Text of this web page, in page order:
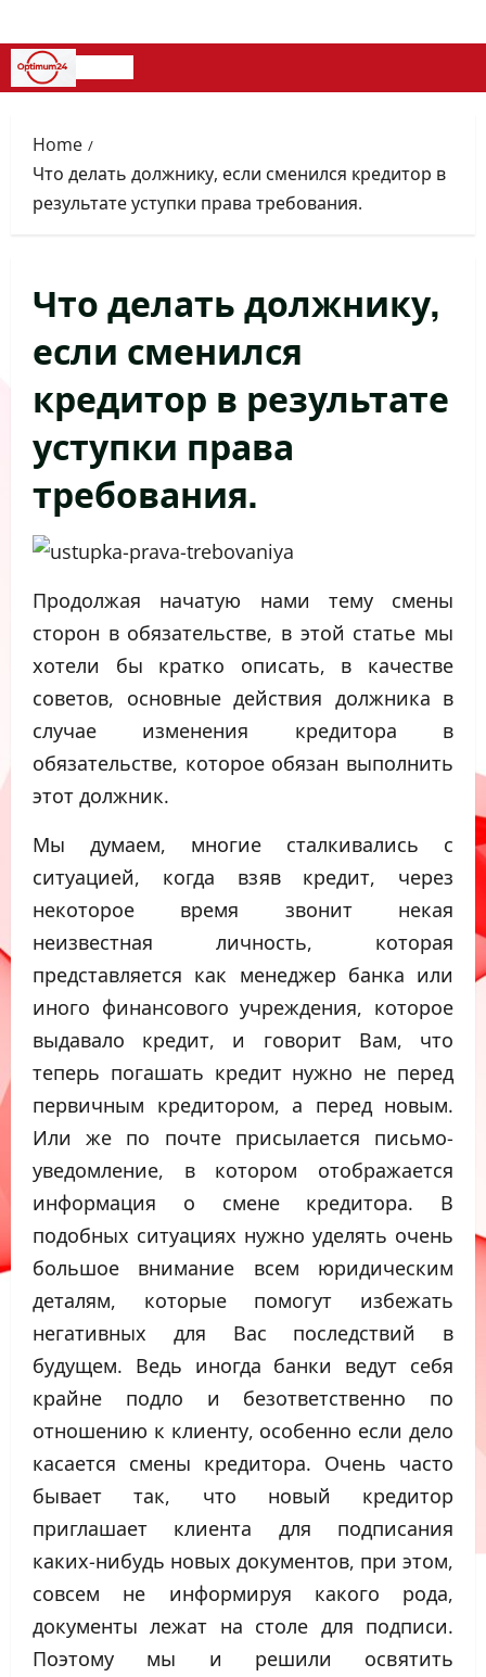
to
content
Primary
Home
Что делать должнику, если сменился кредитор в
результате уступки права требования.
Что делать должнику,
если сменился
кредитор в результате
уступки права
требования.
Продолжая начатую нами тему смены
сторон в обязательстве, в этой статье мы
хотели бы кратко описать, в качестве
советов, основные действия должника в
случае изменения кредитора в
обязательстве, которое обязан выполнить
этот должник.
Мы думаем, многие сталкивались с
ситуацией, когда взяв кредит, через
некоторое время звонит некая
неизвестная личность, которая
представляется как менеджер банка или
иного финансового учреждения, которое
выдавало кредит, и говорит Вам, что
теперь погашать кредит нужно не перед
первичным кредитором, а перед новым.
Или же по почте присылается письмо-
уведомление, в котором отображается
информация о смене кредитора. В
подобных ситуациях нужно уделять очень
большое внимание всем юридическим
деталям, которые помогут избежать
негативных для Вас последствий в
будущем. Ведь иногда банки ведут себя
крайне подло и безответственно по
отношению к клиенту, особенно если дело
касается смены кредитора. Очень часто
бывает так, что новый кредитор
приглашает клиента для подписания
каких-нибудь новых документов, при этом,
совсем не информируя какого рода,
документы лежат на столе для подписи.
Поэтому мы и решили освятить